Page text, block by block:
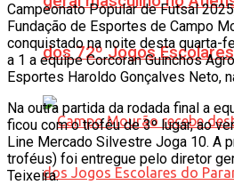
dos 72º Jogos
Campeonato Popular de Futsal
Fundação de Esportes de Campo
conquistado na noite desta quarta-
a 1 a equipe Corcoran Guinchos
Esportes Haroldo Gonçalves Neto,
Na outra partida da rodada final a
ficou com o troféu de 3º lugar, ao
Line Mercado Silvestre Joga 10. A
troféus) foi entregue pelo diretor
Teixeira.